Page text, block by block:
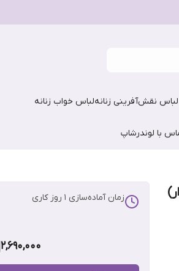
نقش‌آفرینی زنانهلباس خواب زنانه
با لوندرشاپ
زمان آماده‌سازی 1 روز کاری
2,690,000